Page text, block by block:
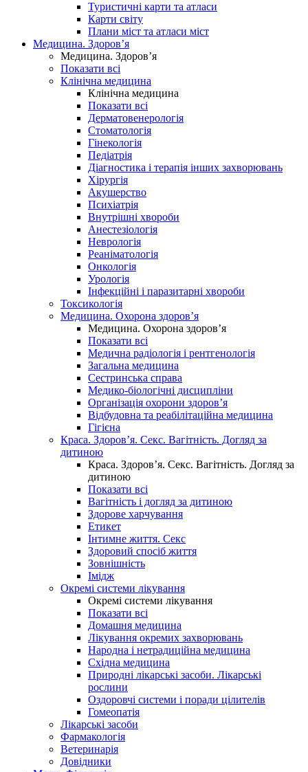
Туристичні карти та атласи
Карти світу
Плани міст та атласи міст
Медицина. Здоров’я
Медицина. Здоров’я
Показати всі
Клінічна медицина
Клінічна медицина
Показати всі
Дерматовенерологія
Стоматологія
Гінекологія
Педіатрія
Діагностика і терапія інших захворювань
Хірургія
Акушерство
Психіатрія
Внутрішні хвороби
Анестезіологія
Неврологія
Реаніматологія
Онкологія
Урологія
Інфекційні і паразитарні хвороби
Токсикологія
Медицина. Охорона здоров’я
Медицина. Охорона здоров’я
Показати всі
Медична радіологія і рентгенологія
Загальна медицина
Сестринська справа
Медико-біологічні дисципліни
Організація охорони здоров’я
Відбудовна та реабілітаційна медицина
Гігієна
Краса. Здоров’я. Секс. Вагітність. Догляд за
дитиною
Краса. Здоров’я. Секс. Вагітність. Догляд за
дитиною
Показати всі
Вагітність і догляд за дитиною
Здорове харчування
Етикет
Інтимне життя. Секс
Здоровий спосіб життя
Зовнішність
Імідж
Окремі системи лікування
Окремі системи лікування
Показати всі
Домашня медицина
Лікування окремих захворювань
Народна і нетрадиційна медицина
Східна медицина
Природні лікарські засоби. Лікарські
рослини
Оздоровчі системи і поради цілителів
Гомеопатія
Лікарські засоби
Фармакологія
Ветеринарія
Довідники